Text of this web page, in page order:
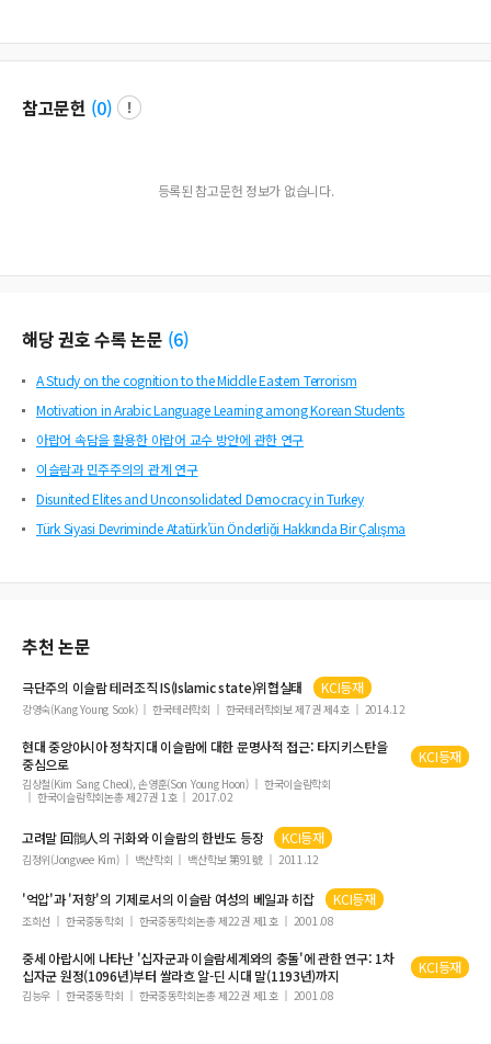
참고문헌 (0)
등록된 참고문헌 정보가 없습니다.
해당 권호 수록 논문 (6)
A Study on the cognition to the Middle Eastern Terrorism
Motivation in Arabic Language Learning among Korean Students
아랍어 속담을 활용한 아랍어 교수 방안에 관한 연구
이슬람과 민주주의의 관계 연구
Disunited Elites and Unconsolidated Democracy in Turkey
Türk Siyasi Devriminde Atatürk’ün Önderliği Hakkında Bir Çalışma
추천 논문
극단주의 이슬람테러조직 IS(Islamic state)위협실태 KCI등재
강영숙(Kang Young Sook) 한국테러학회 한국테러학회보 제7권 제4호 2014.12
현대 중앙아시아 정착지대 이슬람에 대한 문명사적 접근: 타지키스탄을
중심으로
KCI등재
김상철(Kim Sang Cheol), 손영훈(Son Young Hoon)
한국이슬람학회
한국이슬람학회논총 제27권 1호
2017.02
고려말 回鶻人의 귀화와이슬람의 한반도 등장 KCI등재
김정위(Jongwee Kim) 백산학회 백산학보 第91號 2011.12
'억압'과 '저항'의 기제로서의 이슬람여성의 베일과 히잡 KCI등재
조희선 한국중동학회 한국중동학회논총 제22권 제1호 2001.08
중세 아랍시에 나타난 '십자군과이슬람세계와의 충돌'에 관한 연구: 1차
십자군 원정(1096년)부터 쌀라흐 알-딘 시대 말(1193년)까지
KCI등재
김능우 한국중동학회 한국중동학회논총 제22권 제1호 2001.08